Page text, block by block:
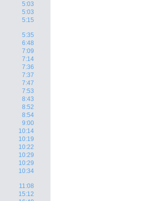
5:03
5:03
5:15
5:35
6:48
7:09
7:14
7:36
7:37
7:47
7:53
8:43
8:52
8:54
9:00
10:14
10:19
10:22
10:29
10:29
10:34
11:08
15:12